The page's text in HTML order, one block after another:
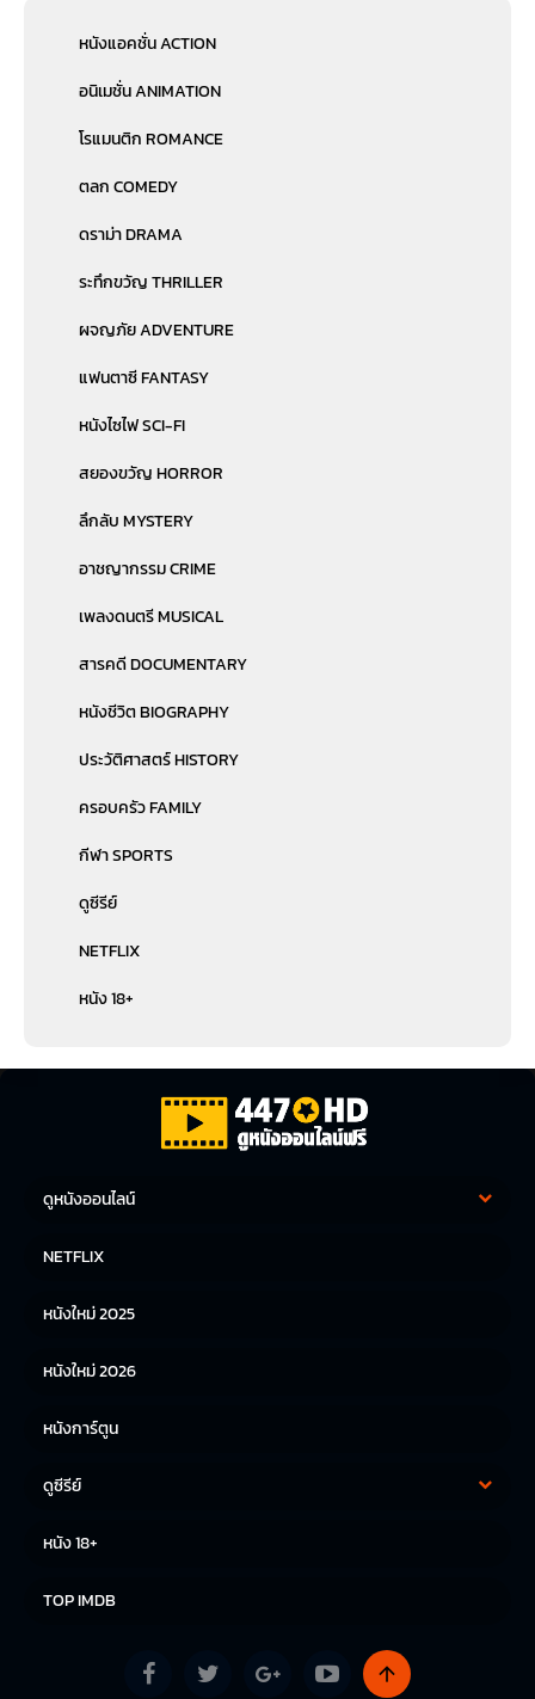
หนังแอคชั่น ACTION
อนิเมชั่น ANIMATION
โรแมนติก ROMANCE
ตลก COMEDY
ดราม่า DRAMA
ระทึกขวัญ THRILLER
ผจญภัย ADVENTURE
แฟนตาซี FANTASY
หนังไซไฟ SCI-FI
สยองขวัญ HORROR
ลึกลับ MYSTERY
อาชญากรรม CRIME
เพลงดนตรี MUSICAL
สารคดี DOCUMENTARY
หนังชีวิต BIOGRAPHY
ประวัติศาสตร์ HISTORY
ครอบครัว FAMILY
กีฬา SPORTS
ดูซีรีย์
NETFLIX
หนัง 18+
ดูหนังออนไลน์
หนังญี่ปุ่น
NETFLIX
หนังใหม่ 2025
หนังใหม่ 2026
หนังการ์ตูน
ดูซีรีย์
หนัง 18+
TOP IMDB